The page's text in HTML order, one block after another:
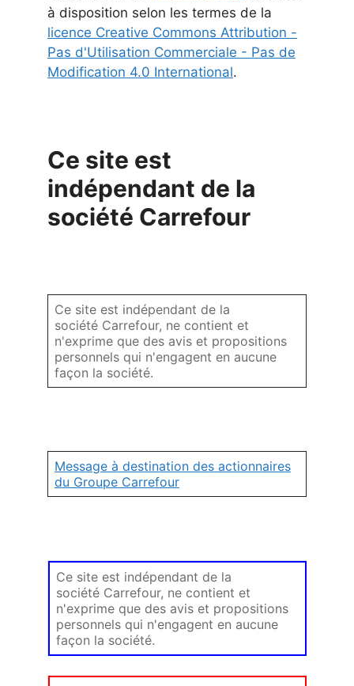
à disposition selon les termes de la
licence Creative Commons Attribution -
Pas d'Utilisation Commerciale - Pas de
Modification 4.0 International.
Ce site est
indépendant de la
société Carrefour
Ce site est indépendant de la
société Carrefour, ne contient et
n'exprime que des avis et propositions
personnels qui n'engagent en aucune
façon la société.
Message à destination des actionnaires
du Groupe Carrefour
Ce site est indépendant de la
société Carrefour, ne contient et
n'exprime que des avis et propositions
personnels qui n'engagent en aucune
façon la société.